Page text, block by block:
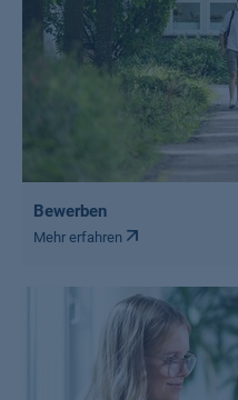
Bewerben
Mehr erfahren